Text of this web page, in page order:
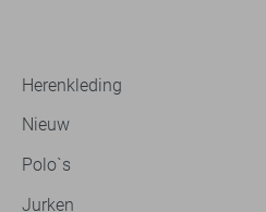
Herenkleding
Nieuw
Polo`s
Jurken